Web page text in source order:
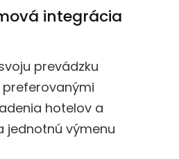
integrácia
prevádzku
hotelov a
jednotnú výmenu